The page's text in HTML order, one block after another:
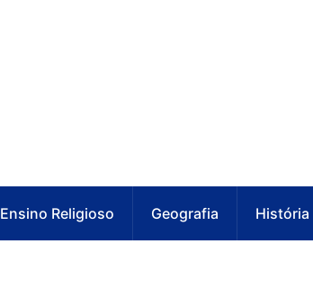
Ensino Religioso Geografia História